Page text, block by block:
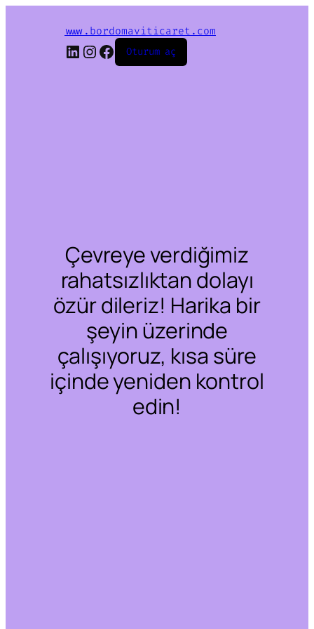
www.bordomaviticaret.com
LinkedIn
Instagram
Facebook
Oturum aç
Çevreye verdiğimiz
rahatsızlıktan dolayı
özür dileriz! Harika bir
şeyin üzerinde
çalışıyoruz, kısa süre
içinde yeniden kontrol
edin!